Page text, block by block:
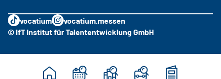
vocatium
vocatium.messen
© IfT Institut für Talententwicklung GmbH